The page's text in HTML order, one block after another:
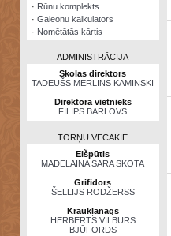
· Rūnu komplekts
· Galeonu kalkulators
· Nomētātās kārtis
ADMINISTRĀCIJA
Skolas direktors
TADEUŠS MERLINS KAMINSKI
Direktora vietnieks
FILIPS BĀRLOVS
TORŅU VECĀKIE
Elšpūtis
MADELAINA SĀRA SKOTA
Grifidors
ŠELLIJS RODŽERSS
Kraukļanags
HERBERTS VILBURS
BJŪFORDS